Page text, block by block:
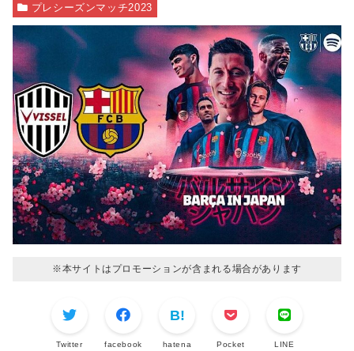
プレシーズンマッチ2023
※本サイトはプロモーションが含まれる場合があります
Twitter facebook hatena Pocket LINE